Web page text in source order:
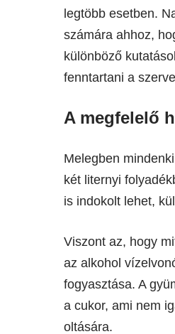
legtöbb esetben.
számára ahhoz,
különböző
fenntartani a
A megfelelő
Melegben
két liternyi
is indokolt lehet,
Viszont az, hogy
az alkohol
fogyasztása. A
a cukor, ami nem
oltására.